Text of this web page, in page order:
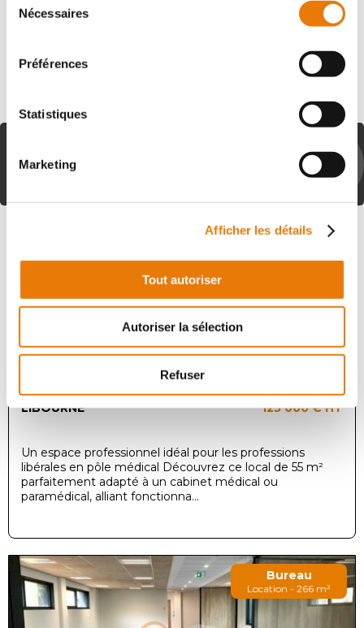
Nécessaires
Préférences
Statistiques
Marketing
Afficher les détails
Tout autoriser
Autoriser la sélection
Refuser
local d'activités et de bureaux d'une surface de 295 m².
ANNONCE ONT ÉGALEMENT
Local d'activité
LIBOURNE 125 000 €HT
Un espace professionnel idéal pour les professions
libérales en pôle médical Découvrez ce local de 55 m²
parfaitement adapté à un cabinet médical ou
paramédical, alliant fonctionna...
Bureau
Location - 266 m²